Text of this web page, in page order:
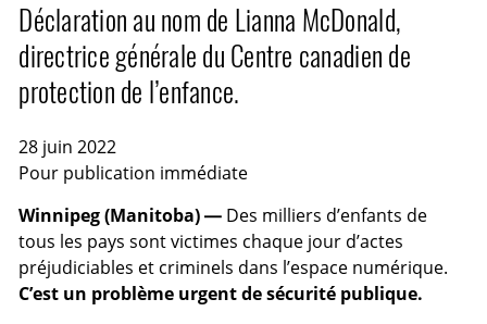
Déclaration au nom de Lianna McDonald,
directrice générale du Centre canadien de
protection de l’enfance.
28 juin 2022
Pour publication immédiate
Winnipeg (Manitoba) — Des milliers d’enfants de
tous les pays sont victimes chaque jour d’actes
préjudiciables et criminels dans l’espace numérique.
C’est un problème urgent de sécurité publique.